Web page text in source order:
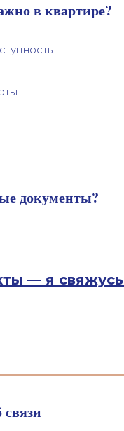
в квартире?
документы?
— я